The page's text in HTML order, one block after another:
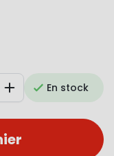
AugmenterEn stock